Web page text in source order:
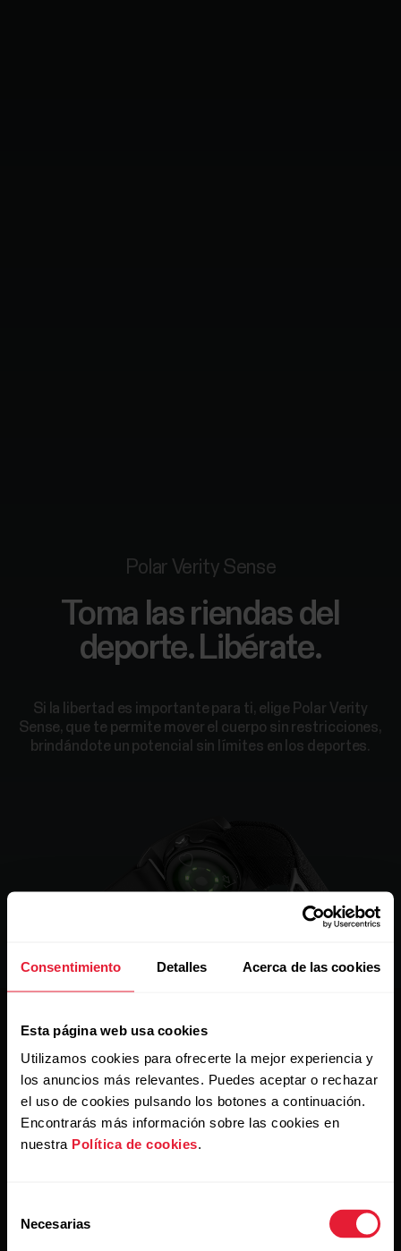
Consentimiento Detalles Acerca de las cookies
Esta página web usa cookies
Utilizamos cookies para ofrecerte la mejor experiencia y
los anuncios más relevantes. Puedes aceptar o rechazar
el uso de cookies pulsando los botones a continuación.
Encontrarás más información sobre las cookies en
nuestra Política de cookies.
Necesarias
Polar Verity Sense
Toma las riendas del
deporte. Libérate.
Si la libertad es importante para ti, elige Polar Verity
Sense, que te permite mover el cuerpo sin restricciones,
brindándote un potencial sin límites en los deportes.
El poder de 3.
Pulsa el botón de encendido, selecciona el modo de
entrenamiento que desees, ponte el sensor en donde te